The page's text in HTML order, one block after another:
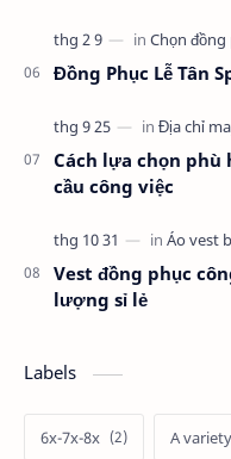
Đồng Phục Lễ Tân
Cách lựa chọn phù
cầu công việc
Vest đồng phục
lượng sỉ lẻ
Labels
6x-7x-8x A